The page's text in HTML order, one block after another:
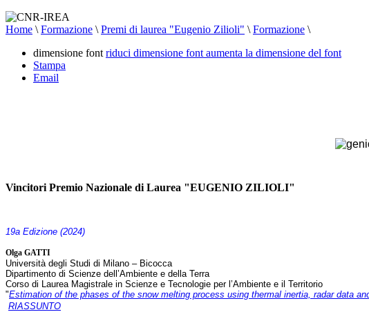
Home \ Formazione \ Premi di laurea "Eugenio Zilioli" \ Formazione \
dimensione font riduci dimensione font aumenta la dimensione del font
Stampa
Email
Vincitori Premio Nazionale di Laurea "EUGENIO ZILIOLI"
19a Edizione (2024)
Olga GATTI
Università degli Studi di Milano – Bicocca
Dipartimento di Scienze dell’Ambiente e della Terra
Corso di Laurea Magistrale in Scienze e Tecnologie per l’Ambiente e il Territorio
"Estimation of the phases of the snow melting process using thermal inertia, radar data
RIASSUNTO